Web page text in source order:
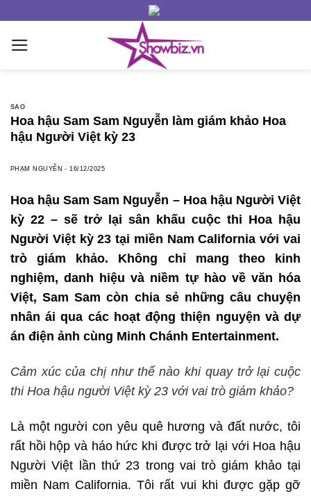
content
SAO
Hoa hậu Sam Sam Nguyễn làm giám khảo Hoa
hậu Người Việt kỳ 23
PHẠM NGUYỄN -16/12/2025
Hoa hậu Sam Sam Nguyễn – Hoa hậu Người Việt
kỳ 22 – sẽ trở lại sân khấu cuộc thi Hoa hậu
Người Việt kỳ 23 tại miền Nam California với vai
trò giám khảo. Không chỉ mang theo kinh
nghiệm, danh hiệu và niềm tự hào về văn hóa
Việt, Sam Sam còn chia sẻ những câu chuyện
nhân ái qua các hoạt động thiện nguyện và dự
án điện ảnh cùng Minh Chánh Entertainment.
Cảm xúc của chị như thế nào khi quay trở lại cuộc
thi Hoa hậu người Việt kỳ 23 với vai trò giám khảo?
Là một người con yêu quê hương và đất nước, tôi
rất hồi hộp và háo hức khi được trở lại với Hoa hậu
Người Việt lần thứ 23 trong vai trò giám khảo tại
miền Nam California. Tôi rất vui khi được gặp gỡ